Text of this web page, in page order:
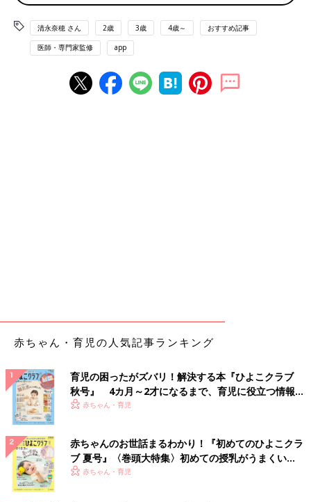
ないときは いやです、だめです、いきませ
ん 子どもの身をまもるための本』（単著、岩
崎書店2022）他。
絞めにされたときなどに、横についている防犯ブザーを鳴らすの
は難しいです。肩を通す持ち手部分に取りつけたときも、防犯ブ
ザーのひもは、子どもがいつでもすぐに引っ張れるよう腰の高さ
に調節してください。
そのほか親子で連絡を取り合いたいならキッズ携帯、子どもの位
置を確認したいならGPSと必要に応じて用意するといいでしょ
う。
清永奈穂 さん 2歳 3歳 4歳～ おすすめ記事
医師・専門家監修 app
赤ちゃん・育児の人気記事ランキング
育児の困ったがズバリ！解決する本『ひよこクラブ
秋号』 4カ月～2才になるまで、育児に役立つ情報が
いっぱい！
赤ちゃん・育児
赤ちゃんのお世話まるわかり！『初めてのひよこクラ
ブ 夏号』〈巻頭大特集〉初めての授乳がうまくい
く！ おっぱい・ミルクの基本と夏のトラブル 解決テ
赤ちゃん・育児